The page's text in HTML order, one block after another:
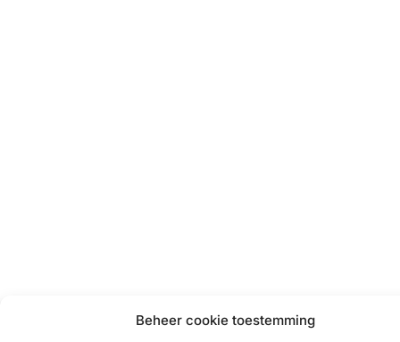
Beheer cookie toestemming